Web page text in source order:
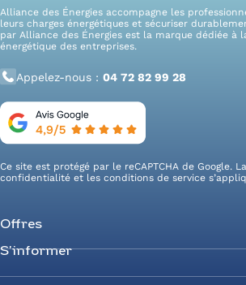
Alliance des Énergies accompagne les
leurs charges énergétiques et sécuriser
par Alliance des Énergies est la marque dédiée à
énergétique des entreprises.
Appelez-nous : 04 72 82 99 28
Ce site est protégé par le reCAPTCHA de Google. La
confidentialité et les conditions de service
Offres
Achetez votre énergie
Transition énergétique
S’informer
Actualités